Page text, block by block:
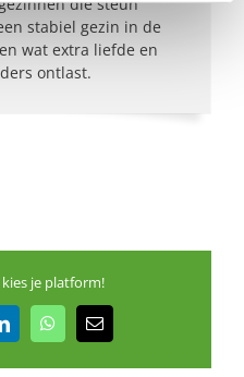
stabiel gezin in de
wat extra liefde en
ontlast.
je platform!
LinkedInWhatsApp
E-